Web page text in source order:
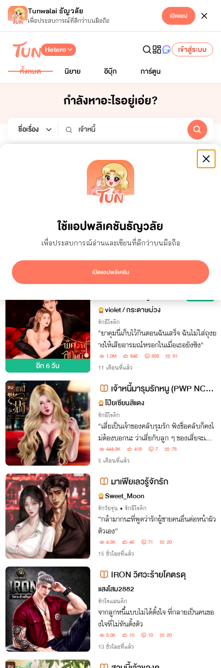
Tunwalai ธัญวลัย
เพื่อประสบการณ์ที่ดีกว่าบนมือถือ เปิดแอป
ใช้แอปพลิเคชันธัญวลัย
เพื่อประสบการณ์อ่านและเขียนที่ดีกว่าบนมือถือ
เปิดแอปพลิเคชัน
Hetero
เข้าสู่ระบบ
ทั้งหมด
นิยาย อีบุ๊ก การ์ตูน
กำลังหาอะไรอยู่เอ่ย?
อีบุ๊ก
สถานะจบ
ทั้งหมด
7 วัน
ผลลัพธ์
ซ่อนผลงานที่ใช้ปก AI แสดงเฉพาะโปรโมชัน
อีก6 วัน
violet / กระดาษม่วง
รักอีโรติก
"ยาคุมนี่เก็บไว้กินตอนฉันเสร็จ ฉันไม่ใส่ถุงย
างให้เสียอารมณ์หรอกในเมื่อเธอยังซิง"
1.0M 845 359 91
11 เดือนที่แล้ว
จบ
เจ้าหนี้มารุมรักหนู (PWP NC20
+) 3P 4P 5P 6P {วิมานรุมรัก SS1
- 1}
โป๊ยเซียนสีแดง
รักอีโรติก
"เสี่ยเป็นเจ้าของคลับรุมรัก ฟังชื่อคลับก็คงไ
ม่ต้องบอกนะ ว่าเสี่ยกับลูก ๆ ของเสี่ยจะเล่น
กับหนูยังไง"
444.3K 418 7 75
5 เดือนที่แล้ว
มาเฟียเลวรู้จักรัก
Sweet_Moon
รักวัยรุ่น • รักอีโรติก
“กล้ามากนะที่พูดว่ารักผู้ชายคนอื่นต่อหน้าผัว
ตัวเอง”
4.3K 46 71 20
15 ชั่วโมงที่แล้ว
IRON วิศวะร้ายโคตรดุ
แสงโสม2882
รักโรแมนติก
จากลูกหนี้แบบไม่ได้ตั้งใจ ที่กลายเป็นคนขอ
งใจที่ไม่ทันตั้งตัว
3.0K 10 10 20
13 ชั่วโมงที่แล้ว